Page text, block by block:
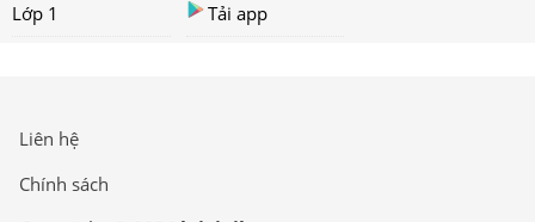
Lớp 1
Tải app
Liên hệ
Chính sách